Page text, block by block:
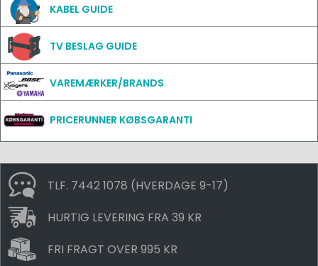
KABEL GUIDE
TV BESLAG GUIDE
VAREMÆRKER/BRANDS
PRICERUNNER KØBSGARANTI
TLF. 7442 1078 (HVERDAGE 9-17)
HURTIG LEVERING FRA 39 KR
FRI FRAGT OVER 995 KR